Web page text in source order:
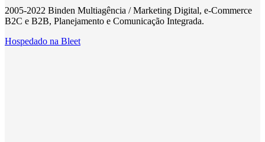
2005-2022 Binden Multiagência / Marketing Digital, e-Commerce
B2C e B2B, Planejamento e Comunicação Integrada.
Hospedado na Bleet